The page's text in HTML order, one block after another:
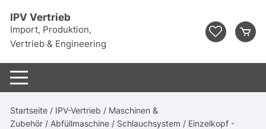
Inhalt
springen
IPV Vertrieb
Import, Produktion,
Vertrieb & Engineering
Startseite / IPV-Vertrieb / Maschinen &
Zubehör / Abfüllmaschine / Schlauchsystem / Einzelkopf -